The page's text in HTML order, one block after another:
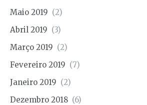
Maio 2019 (2)
Abril 2019 (3)
Março 2019 (2)
Fevereiro 2019 (7)
Janeiro 2019 (2)
Dezembro 2018 (6)